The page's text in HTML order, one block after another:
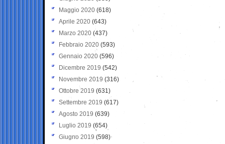
Maggio 2020 (618)
Aprile 2020 (643)
Marzo 2020 (437)
Febbraio 2020 (593)
Gennaio 2020 (596)
Dicembre 2019 (542)
Novembre 2019 (316)
Ottobre 2019 (631)
Settembre 2019 (617)
Agosto 2019 (639)
Luglio 2019 (654)
Giugno 2019 (598)